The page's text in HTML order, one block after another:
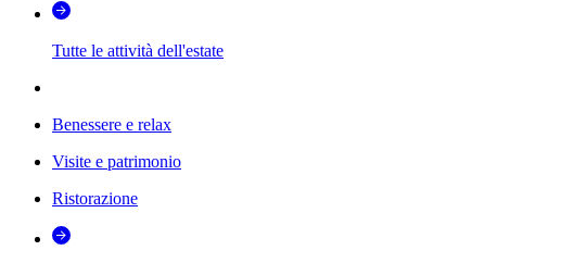
Tutte le attività dell'estate
Benessere e relax
Visite e patrimonio
Ristorazione